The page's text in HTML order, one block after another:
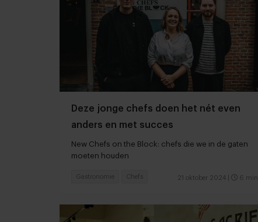
Deze jonge chefs doen het nét even
anders en met succes
New Chefs on the Block: chefs die we in de gaten
moeten houden
21 oktober 2024 6 min
Gastronomie Chefs